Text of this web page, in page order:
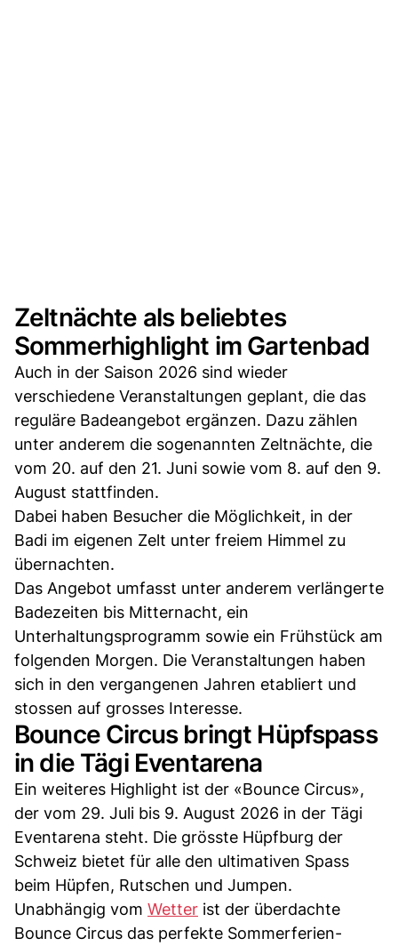
Zeltnächte als beliebtes
Sommerhighlight im Gartenbad
Auch in der Saison 2026 sind wieder
verschiedene Veranstaltungen geplant, die das
reguläre Badeangebot ergänzen. Dazu zählen
unter anderem die sogenannten Zeltnächte, die
vom 20. auf den 21. Juni sowie vom 8. auf den 9.
August stattfinden.
Dabei haben Besucher die Möglichkeit, in der
Badi im eigenen Zelt unter freiem Himmel zu
übernachten.
Das Angebot umfasst unter anderem verlängerte
Badezeiten bis Mitternacht, ein
Unterhaltungsprogramm sowie ein Frühstück am
folgenden Morgen. Die Veranstaltungen haben
sich in den vergangenen Jahren etabliert und
stossen auf grosses Interesse.
Bounce Circus bringt Hüpfspass
in die Tägi Eventarena
Ein weiteres Highlight ist der «Bounce Circus»,
der vom 29. Juli bis 9. August 2026 in der Tägi
Eventarena steht. Die grösste Hüpfburg der
Schweiz bietet für alle den ultimativen Spass
beim Hüpfen, Rutschen und Jumpen.
Unabhängig vom Wetter ist der überdachte
Bounce Circus das perfekte Sommerferien-